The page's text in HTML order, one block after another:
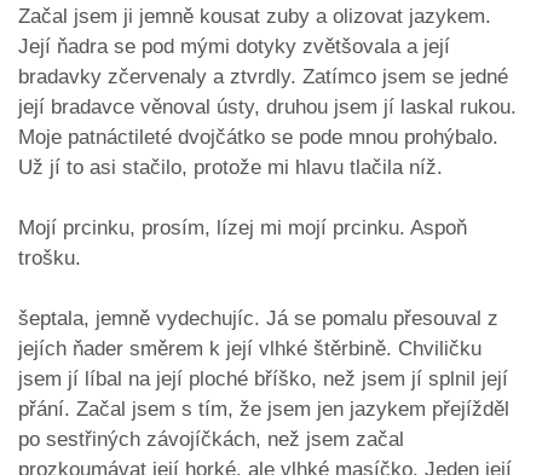
Začal jsem ji jemně kousat zuby a olizovat jazykem.
Její ňadra se pod mými dotyky zvětšovala a její
bradavky zčervenaly a ztvrdly. Zatímco jsem se jedné
její bradavce věnoval ústy, druhou jsem jí laskal rukou.
Moje patnáctileté dvojčátko se pode mnou prohýbalo.
Už jí to asi stačilo, protože mi hlavu tlačila níž.
Mojí prcinku, prosím, lízej mi mojí prcinku. Aspoň
trošku.
šeptala, jemně vydechujíc. Já se pomalu přesouval z
jejích ňader směrem k její vlhké štěrbině. Chviličku
jsem jí líbal na její ploché bříško, než jsem jí splnil její
přání. Začal jsem s tím, že jsem jen jazykem přejížděl
po sestřiných závojíčkách, než jsem začal
prozkoumávat její horké, ale vlhké masíčko. Jeden její